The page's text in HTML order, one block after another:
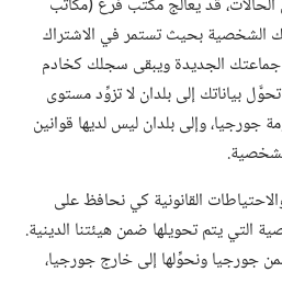
الشخصية بحيث تستمر في الاشتراك
جماعتك الجديدة ويبقى سجلك كخادم
بياناتك إلى بلدان لا تزوِّد مستوى
جورجيا،‏ وإلى بلدان ليس لديها قوانين
القانونية كي نحافظ على
التي يتم تحويلها ضمن هيئتنا الدينية.‏
جورجيا ونحوِّلها إلى خارج جورجيا،‏